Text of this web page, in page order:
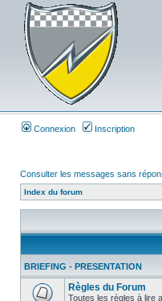
Connexion Inscription
Consulter les messages sans
Index du forum
BRIEFING - PRESENTATION
Règles du Forum
Toutes les règles à lire